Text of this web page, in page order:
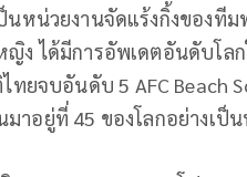
นหน่วยงานจัดแร้งกิ้งของที
ง ได้มีการอัพเดตอันดับโล
จบอันดับ 5 AFC Beach
าอยู่ที่ 45 ของโลกอย่างเป็น